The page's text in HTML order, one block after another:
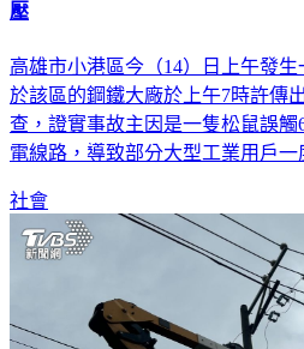
壓
高雄市小港區今（14）日上午發
於該區的鋼鐵大廠於上午7時許傳
查，證實事故主因是一隻松鼠誤
電線路，導致部分大型工業用戶一
社會